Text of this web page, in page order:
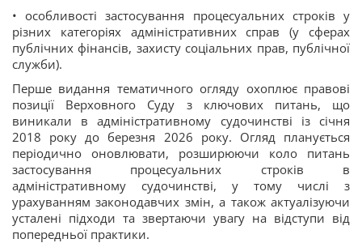
• особливості застосування процесуальних строків у
різних категоріях адміністративних справ (у сферах
публічних фінансів, захисту соціальних прав, публічної
служби).
Перше видання тематичного огляду охоплює правові
позиції Верховного Суду з ключових питань, що
виникали в адміністративному судочинстві із січня
2018 року до березня 2026 року. Огляд планується
періодично оновлювати, розширюючи коло питань
застосування процесуальних строків в
адміністративному судочинстві, у тому числі з
урахуванням законодавчих змін, а також актуалізуючи
усталені підходи та звертаючи увагу на відступи від
попередньої практики.